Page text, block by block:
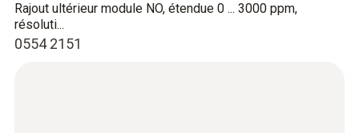
0554 2151
Rajout ultérieur module NO, étendue 0 ... 3000 ppm,
résoluti...